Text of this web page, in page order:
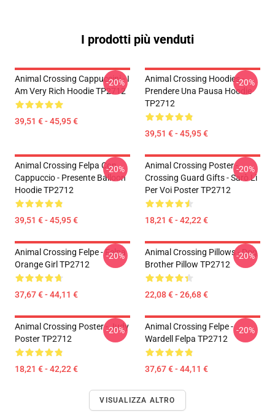
I prodotti più venduti
Animal Crossing Cappuccini - I
Am Very Rich Hoodie TP2712
39,51 € - 45,95 €
-20%
Animal Crossing Hoodies -
Prendere Una Pausa Hoodie
TP2712
39,51 € - 45,95 €
-20%
Animal Crossing Felpa Con
Cappuccio - Presente Balloon
Hoodie TP2712
39,51 € - 45,95 €
-20%
Animal Crossing Poster -
Crossing Guard Gifts - Sarò Lì
Per Voi Poster TP2712
18,21 € - 42,22 €
-20%
Animal Crossing Felpe - Felpa
Orange Girl TP2712
37,67 € - 44,11 €
-20%
Animal Crossing Pillows - Dog
Brother Pillow TP2712
22,08 € - 26,68 €
-20%
Animal Crossing Poster - Judy
Poster TP2712
18,21 € - 42,22 €
-20%
Animal Crossing Felpe -
Wardell Felpa TP2712
37,67 € - 44,11 €
-20%
VISUALIZZA ALTRO